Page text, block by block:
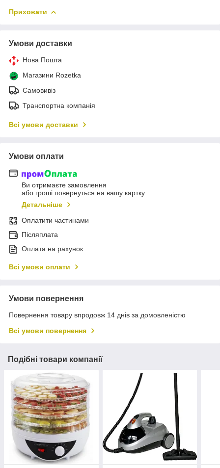
Приховати
Умови доставки
Нова Пошта
Магазини Rozetka
Самовивіз
Транспортна компанія
Всі умови доставки
Умови оплати
Ви отримаєте замовлення
або гроші повернуться на вашу картку
Детальніше
Оплатити частинами
Післяплата
Оплата на рахунок
Всі умови оплати
Умови повернення
Повернення товару впродовж 14 днів за домовленістю
Всі умови повернення
Подібні товари компанії